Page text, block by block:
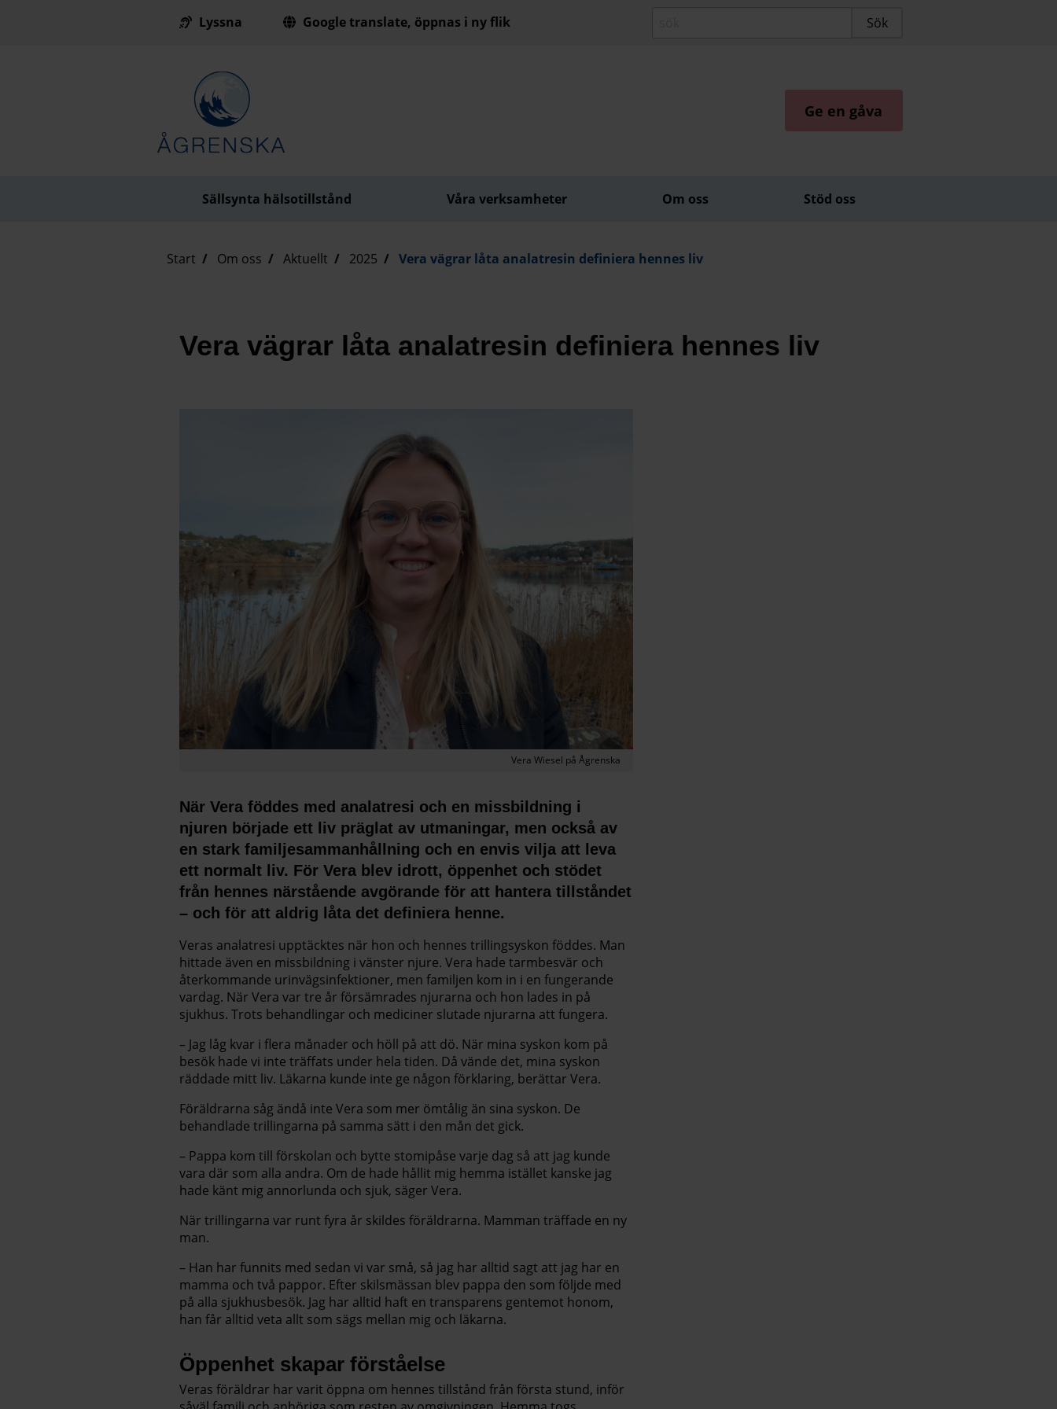
Lyssna Google translate, öppnas i ny flik
Ge en gåva
Sällsynta hälsotillstånd Våra verksamheter Om oss Stöd oss
Start Om oss Aktuellt 2025 Vera vägrar låta analatresin definiera hennes liv
Vera vägrar låta analatresin definiera hennes liv
Vera Wiesel på Ågrenska
När Vera föddes med analatresi och en missbildning i
njuren började ett liv präglat av utmaningar, men också av
en stark familjesammanhållning och en envis vilja att leva
ett normalt liv. För Vera blev idrott, öppenhet och stödet
från hennes närstående avgörande för att hantera tillståndet
– och för att aldrig låta det definiera henne.
Veras analatresi upptäcktes när hon och hennes trillingsyskon föddes. Man
hittade även en missbildning i vänster njure. Vera hade tarmbesvär och
återkommande urinvägsinfektioner, men familjen kom in i en fungerande
vardag. När Vera var tre år försämrades njurarna och hon lades in på
sjukhus. Trots behandlingar och mediciner slutade njurarna att fungera.
– Jag låg kvar i flera månader och höll på att dö. När mina syskon kom på
besök hade vi inte träffats under hela tiden. Då vände det, mina syskon
räddade mitt liv. Läkarna kunde inte ge någon förklaring, berättar Vera.
Föräldrarna såg ändå inte Vera som mer ömtålig än sina syskon. De
behandlade trillingarna på samma sätt i den mån det gick.
– Pappa kom till förskolan och bytte stomipåse varje dag så att jag kunde
vara där som alla andra. Om de hade hållit mig hemma istället kanske jag
hade känt mig annorlunda och sjuk, säger Vera.
När trillingarna var runt fyra år skildes föräldrarna. Mamman träffade en ny
man.
– Han har funnits med sedan vi var små, så jag har alltid sagt att jag har en
mamma och två pappor. Efter skilsmässan blev pappa den som följde med
på alla sjukhusbesök. Jag har alltid haft en transparens gentemot honom,
han får alltid veta allt som sägs mellan mig och läkarna.
Öppenhet skapar förståelse
Veras föräldrar har varit öppna om hennes tillstånd från första stund, inför